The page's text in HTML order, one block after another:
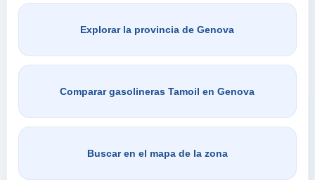
Explorar la provincia de Genova
Comparar gasolineras Tamoil en Genova
Buscar en el mapa de la zona